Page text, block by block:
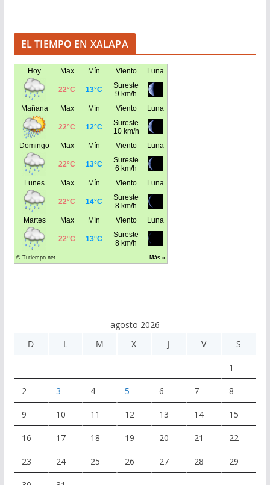
EL TIEMPO EN XALAPA
agosto 2026
D
L M X J V S
1
2 3 4 5 6 7 8
9 10 11 12 13 14 15
16 17 18 19 20 21 22
23 24 25 26 27 28 29